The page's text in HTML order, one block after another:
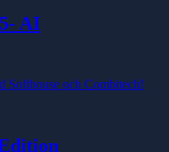
- AI
Softhouse och Combitech!